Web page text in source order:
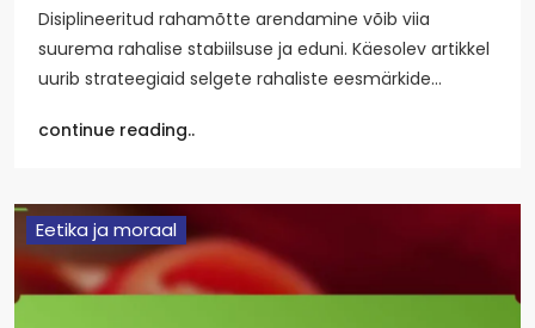
Disiplineeritud rahamõtte arendamine võib viia
suurema rahalise stabiilsuse ja eduni. Käesolev artikkel
uurib strateegiaid selgete rahaliste eesmärkide…
continue reading..
Eetika ja moraal